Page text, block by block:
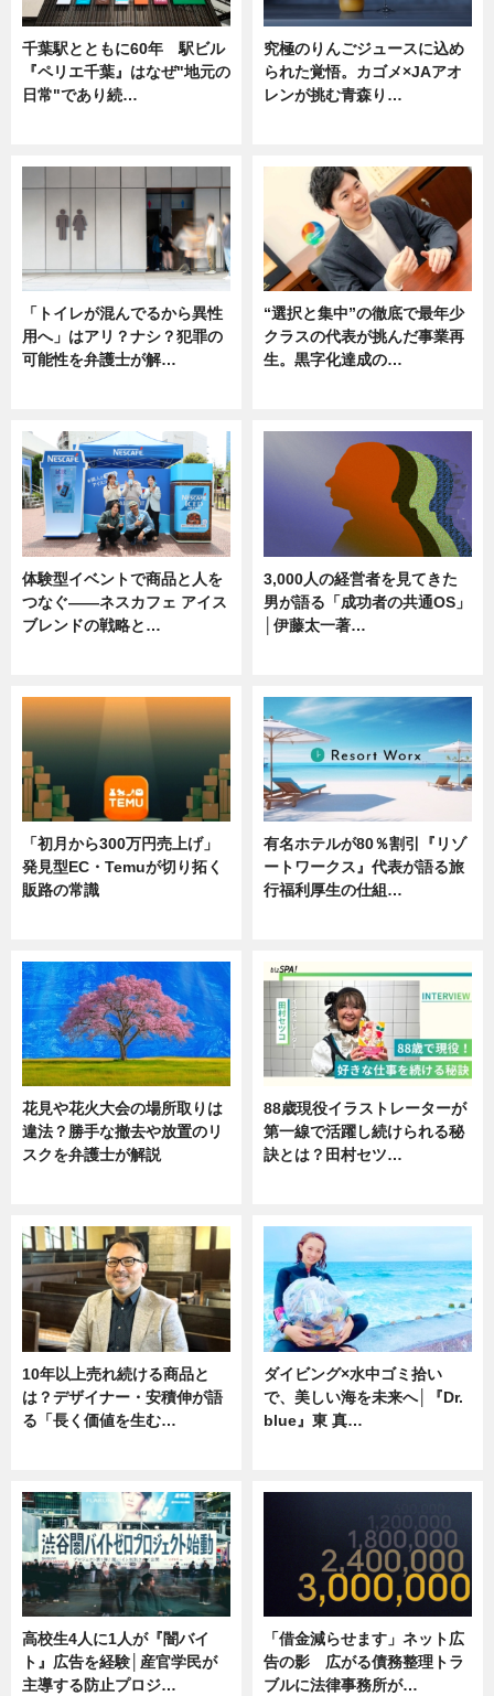
千葉駅とともに60年 駅ビル
『ペリエ千葉』はなぜ"地元の
日常"であり続…
究極のりんごジュースに込め
られた覚悟。カゴメ×JAアオ
レンが挑む青森り…
「トイレが混んでるから異性
用へ」はアリ？ナシ？犯罪の
可能性を弁護士が解…
“選択と集中”の徹底で最年少
クラスの代表が挑んだ事業再
生。黒字化達成の…
体験型イベントで商品と人を
つなぐ――ネスカフェ アイス
ブレンドの戦略と…
3,000人の経営者を見てきた
男が語る「成功者の共通OS」
│伊藤太一著…
「初月から300万円売上げ」
発見型EC・Temuが切り拓く
販路の常識
有名ホテルが80％割引『リゾ
ートワークス』代表が語る旅
行福利厚生の仕組…
花見や花火大会の場所取りは
違法？勝手な撤去や放置のリ
スクを弁護士が解説
88歳現役イラストレーターが
第一線で活躍し続けられる秘
訣とは？田村セツ…
10年以上売れ続ける商品と
は？デザイナー・安積伸が語
る「長く価値を生む…
ダイビング×水中ゴミ拾い
で、美しい海を未来へ│『Dr.
blue』東 真…
高校生4人に1人が『闇バイ
ト』広告を経験│産官学民が
主導する防止プロジ…
「借金減らせます」ネット広
告の影 広がる債務整理トラ
ブルに法律事務所が…